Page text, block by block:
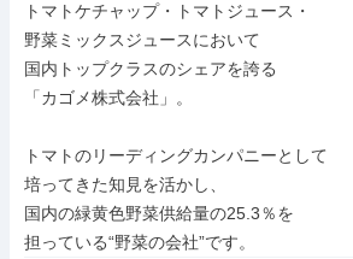
トマトケチャップ・トマトジュース・
野菜ミックスジュースにおいて
国内トップクラスのシェアを誇る
「カゴメ株式会社」。
トマトのリーディングカンパニーとして
培ってきた知見を活かし、
国内の緑黄色野菜供給量の25.3％を
担っている“野菜の会社”です。